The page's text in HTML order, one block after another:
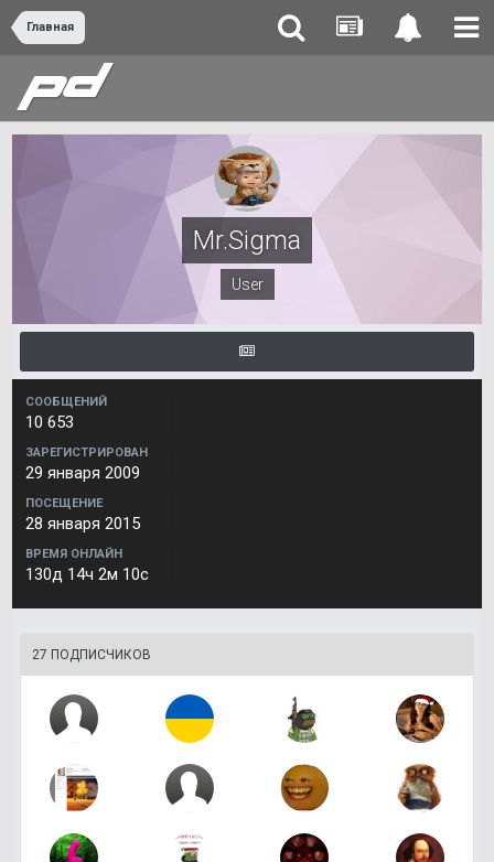
Главная
Mr.Sigma
User
СООБЩЕНИЙ
10 653
ЗАРЕГИСТРИРОВАН
29 января 2009
ПОСЕЩЕНИЕ
28 января 2015
ВРЕМЯ ОНЛАЙН
130д 14ч 2м 10с
27 ПОДПИСЧИКОВ